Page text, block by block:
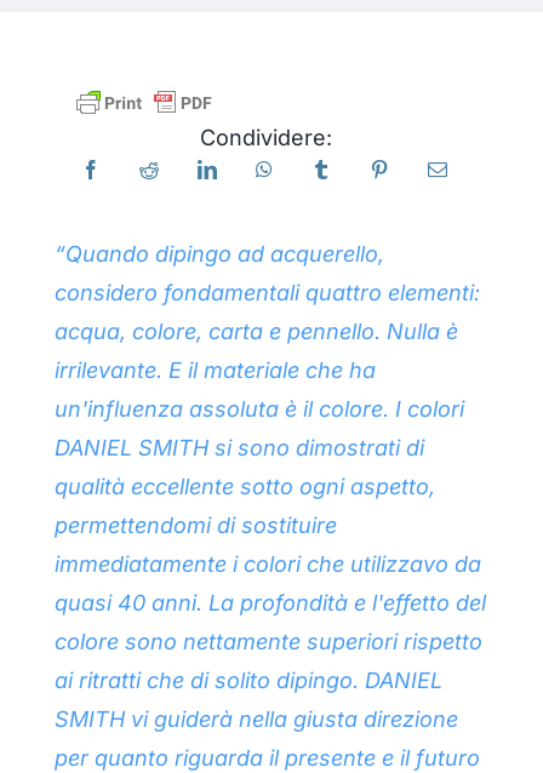
Risorse
Trova un rivenditore
Contattaci
Iscriviti
Condividere:
“Quando dipingo ad acquerello,
considero fondamentali quattro elementi:
acqua, colore, carta e pennello. Nulla è
irrilevante. E il materiale che ha
un'influenza assoluta è il colore. I colori
DANIEL SMITH si sono dimostrati di
qualità eccellente sotto ogni aspetto,
permettendomi di sostituire
immediatamente i colori che utilizzavo da
quasi 40 anni. La profondità e l'effetto del
colore sono nettamente superiori rispetto
ai ritratti che di solito dipingo. DANIEL
SMITH vi guiderà nella giusta direzione
per quanto riguarda il presente e il futuro